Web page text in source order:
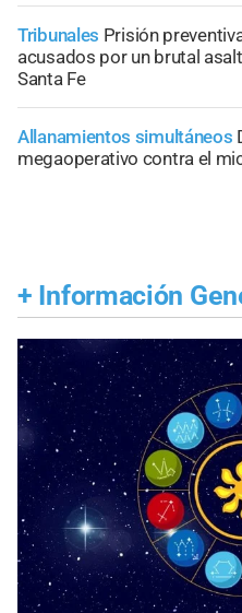
Tribunales Prisión
acusados por un brutal
Santa Fe
Allanamientos simultáneos
megaoperativo contra el
+ Información